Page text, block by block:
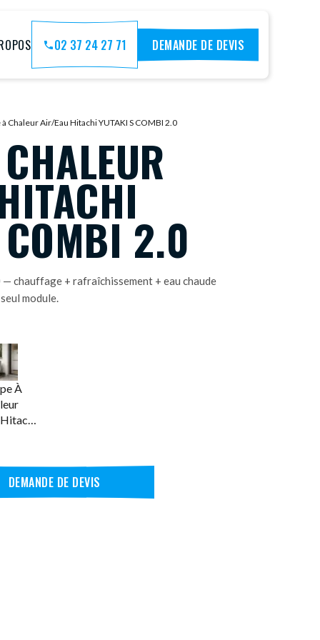
02 37 24 27 71 DEMANDE DE DEVIS
Chaleur Air/Eau Hitachi YUTAKI S COMBI 2.0
2.0
chauffage + rafraîchissement + eau chaude
module.
À
DEMANDE DE DEVIS